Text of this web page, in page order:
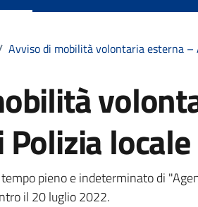
Avviso di mobilità volontaria esterna –
locale
notizia
pieno e indeterminato di
il 20 luglio 2022.